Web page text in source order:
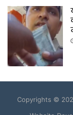
Copyrights ©